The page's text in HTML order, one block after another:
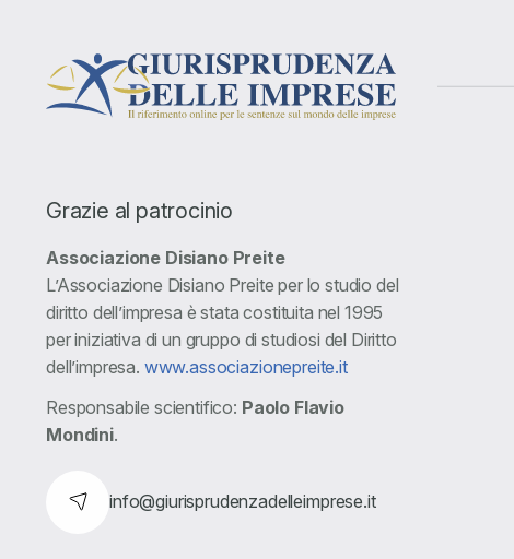
Grazie al patrocinio
Associazione Disiano Preite
L’Associazione Disiano Preite per lo studio del
diritto dell’impresa è stata costituita nel 1995
per iniziativa di un gruppo di studiosi del Diritto
dell’impresa. www.associazionepreite.it
Responsabile scientifico: Paolo Flavio
Mondini.
info@giurisprudenzadelleimprese.it